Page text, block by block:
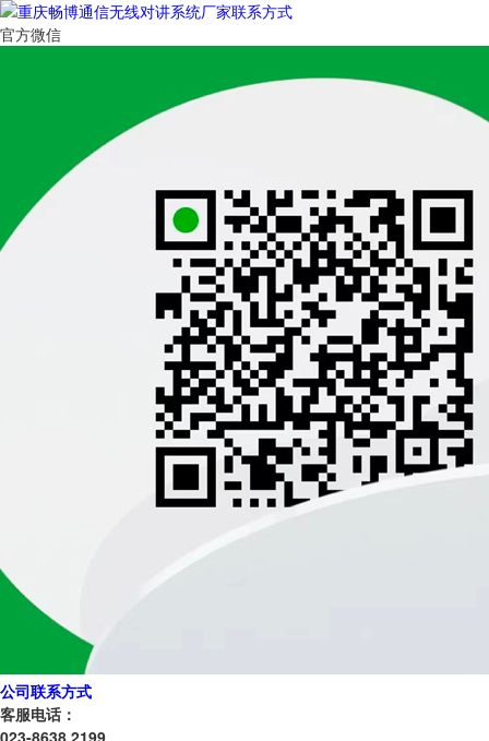
官方微信
公司联系方式
客服电话：
023-8638 2199